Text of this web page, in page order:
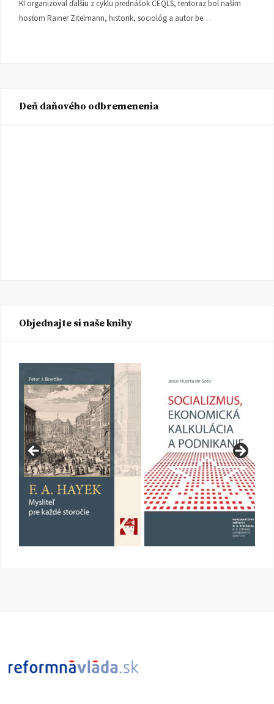
KI organizoval ďalšiu z cyklu prednášok CEQLS, tentoraz bol naším
hosťom Rainer Zitelmann, historik, sociológ a autor be…
Deň daňového odbremenenia
Objednajte si naše knihy